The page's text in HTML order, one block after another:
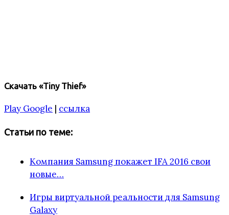
Скачать «Tiny Thief»
Play Google | ссылка
Статьи по теме:
Компания Samsung покажет IFA 2016 свои
новые…
Игры виртуальной реальности для Samsung
Galaxy